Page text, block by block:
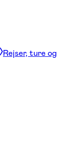
Rejser, ture og